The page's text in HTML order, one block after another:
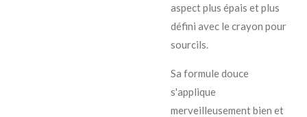
aspect plus épais et plus
défini avec le crayon pour
sourcils.
Sa formule douce
s'applique
merveilleusement bien et